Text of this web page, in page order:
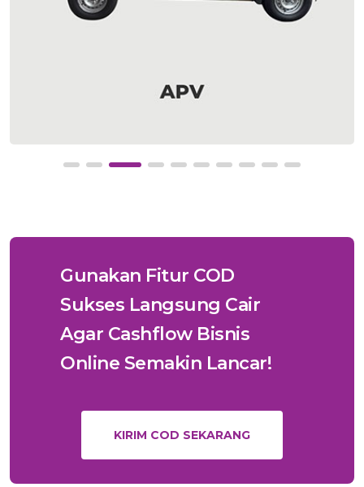
Gunakan Fitur COD
Sukses Langsung Cair
Agar Cashflow Bisnis
Online Semakin Lancar!
KIRIM COD SEKARANG